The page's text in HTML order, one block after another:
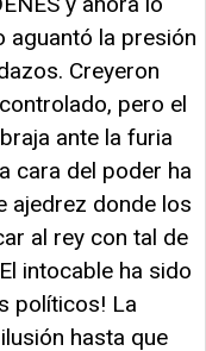
aguantó la presión
Creyeron
pero el
ante la furia
cara del poder ha
ajedrez donde los
al rey con tal de
intocable ha sido
políticos! La
hasta que